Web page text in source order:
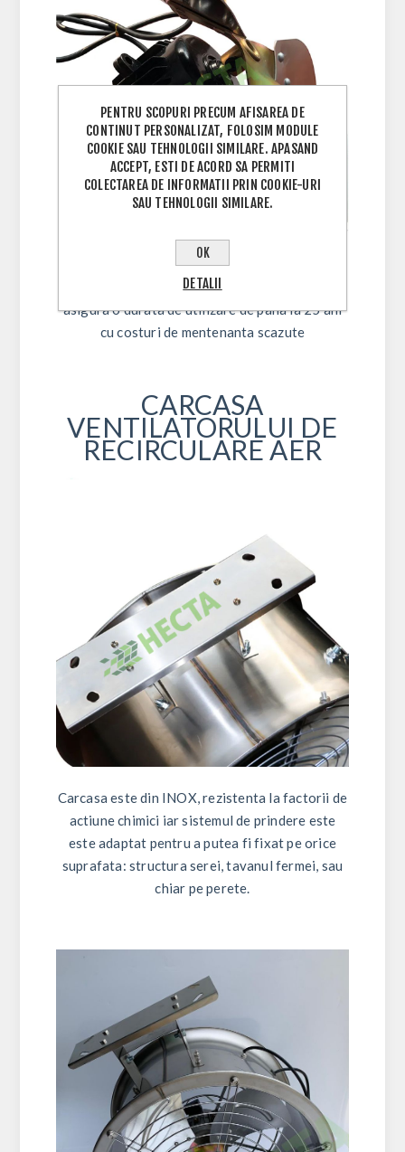
Motor in 4 poli, fara perii, produs dupa
tehnologia Japoneza. Cupru masiv 100% ce ii
asigura o durata de utilizare de pana la 25 ani
cu costuri de mentenanta scazute
CARCASA
VENTILATORULUI DE
RECIRCULARE AER
Carcasa este din INOX, rezistenta la factorii de
actiune chimici iar sistemul de prindere este
este adaptat pentru a putea fi fixat pe orice
suprafata: structura serei, tavanul fermei, sau
chiar pe perete.
PENTRU SCOPURI PRECUM AFISAREA DE
CONTINUT PERSONALIZAT, FOLOSIM MODULE
COOKIE SAU TEHNOLOGII SIMILARE. APASAND
ACCEPT, ESTI DE ACORD SA PERMITI
COLECTAREA DE INFORMATII PRIN COOKIE-URI
SAU TEHNOLOGII SIMILARE.
OK
DETALII